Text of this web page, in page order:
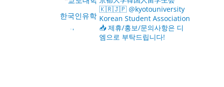
🇰🇷🇯🇵 @kyotouniversity
Korean Student Association
📥 제휴/홍보/문의사항은 디
엠으로 부탁드립니다!